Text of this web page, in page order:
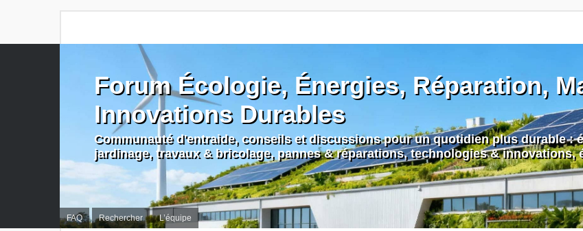
FAQ Rechercher L’équipe
Forum Écologie, Énergies, Réparation,
Innovations Durables
Communauté d'entraide, conseils et discussions pour un quotidien plus durable :
jardinage, travaux & bricolage, pannes & réparations, technologies & innovations,